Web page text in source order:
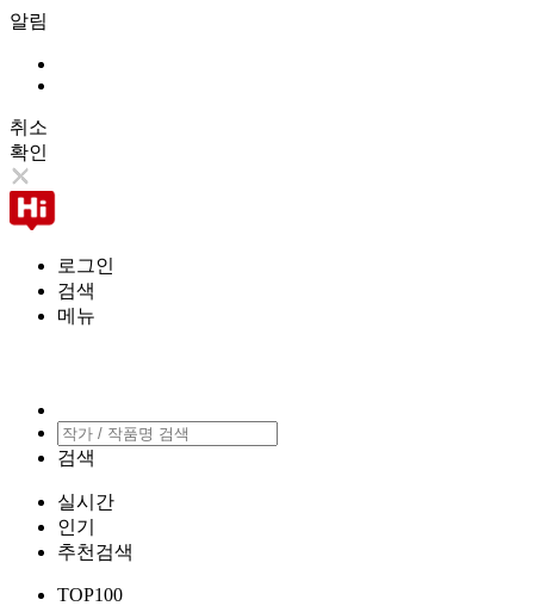
알림
취소
확인
로그인
검색
메뉴
검색
실시간
인기
추천검색
TOP100